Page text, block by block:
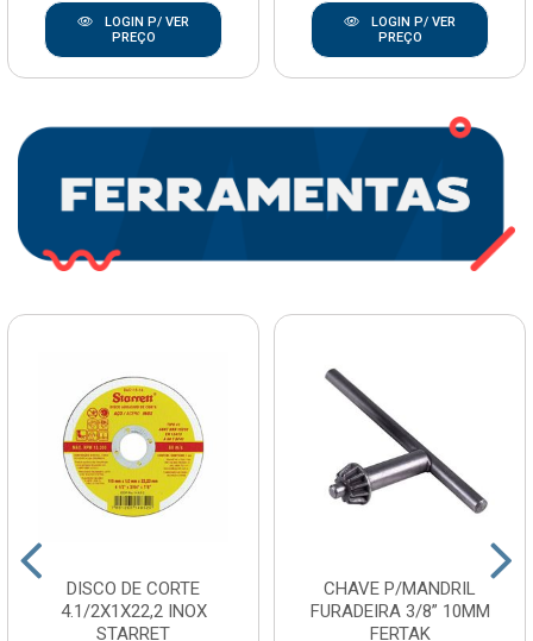
LOGIN P/ VER
PREÇO
LOGIN P/ VER
PREÇO
DISCO DE CORTE
4.1/2X1X22,2 INOX
STARRET
CHAVE P/MANDRIL
FURADEIRA 3/8” 10MM
FERTAK